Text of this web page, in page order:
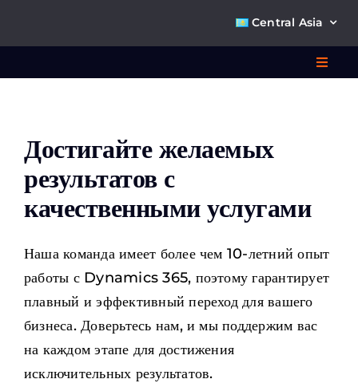
Central Asia
Достигайте желаемых
результатов с
качественными услугами
Наша команда имеет более чем 10-летний опыт
работы с Dynamics 365, поэтому гарантирует
плавный и эффективный переход для вашего
бизнеса. Доверьтесь нам, и мы поддержим вас
на каждом этапе для достижения
исключительных результатов.